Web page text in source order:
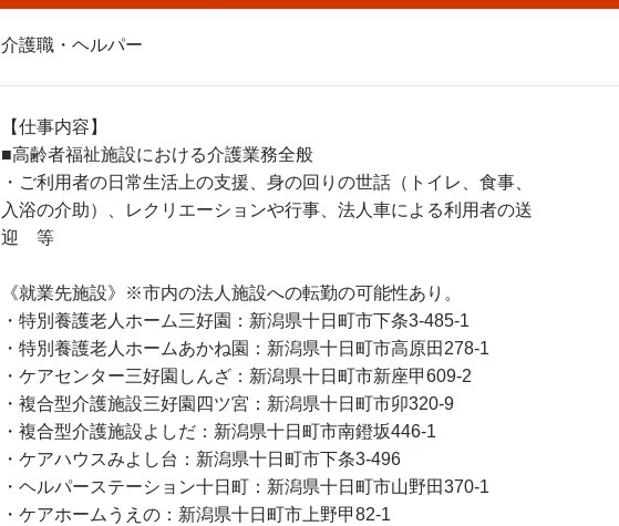
介護職・ヘルパー
【仕事内容】
■高齢者福祉施設における介護業務全般
・ご利用者の日常生活上の支援、身の回りの世話（トイレ、食事、
入浴の介助）、レクリエーションや行事、法人車による利用者の送
迎 等
《就業先施設》※市内の法人施設への転勤の可能性あり。
・特別養護老人ホーム三好園：新潟県十日町市下条3-485-1
・特別養護老人ホームあかね園：新潟県十日町市高原田278-1
・ケアセンター三好園しんざ：新潟県十日町市新座甲609-2
・複合型介護施設三好園四ツ宮：新潟県十日町市卯320-9
・複合型介護施設よしだ：新潟県十日町市南鐙坂446-1
・ケアハウスみよし台：新潟県十日町市下条3-496
・ヘルパーステーション十日町：新潟県十日町市山野田370-1
・ケアホームうえの：新潟県十日町市上野甲82-1